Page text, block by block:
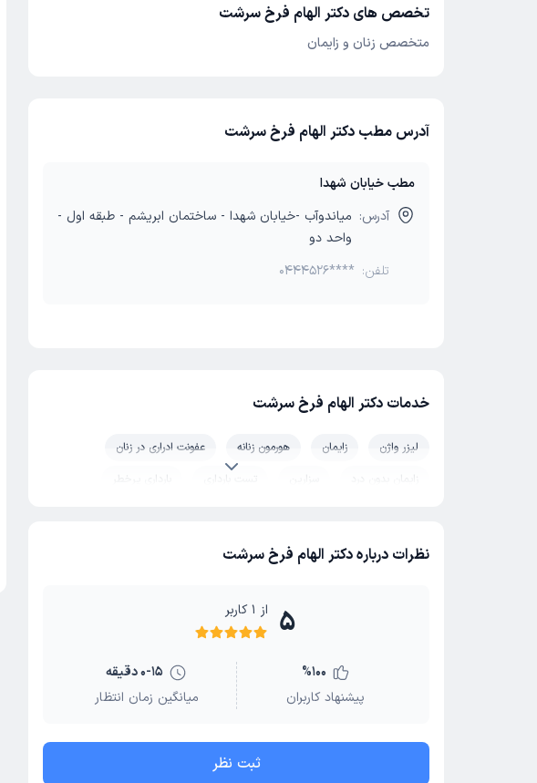
تخصص های دکتر الهام فرخ سرشت
متخصص زنان و زایمان
آدرس مطب دکتر الهام فرخ سرشت
مطب خیابان شهدا
آدرس: میاندوآب -خیابان شهدا - ساختمان ابریشم - طبقه اول -
واحد دو
تلفن: 0444526****
خدمات دکتر الهام فرخ سرشت
لیزر واژن زایمان هورمون زنانه
عفونت ادراری در زنان
زایمان بدون درد
سزارین تست بارداری
بارداری پرخطر
نظرات درباره دکتر الهام فرخ سرشت
5 از 1کاربر
%100
پیشنهاد کاربران
0-15 دقیقه
میانگین زمان انتظار
ثبت نظر